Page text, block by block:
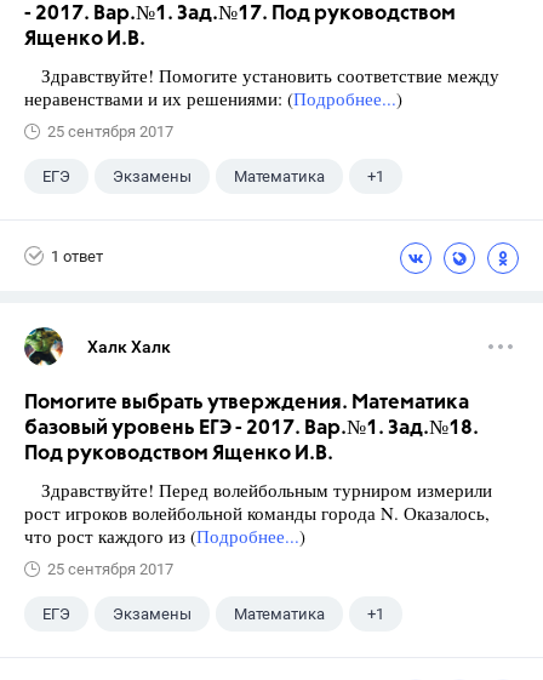
- 2017. Вар.№1. Зад.№17. Под руководством
Ященко И.В.
Здравствуйте! Помогите установить соответствие между
неравенствами и их решениями: (Подробнее...)
25 сентября 2017
ЕГЭ Экзамены Математика +1
1 ответ
Халк Халк
Помогите выбрать утверждения. Математика
базовый уровень ЕГЭ - 2017. Вар.№1. Зад.№18.
Под руководством Ященко И.В.
Здравствуйте! Перед волейбольным турниром измерили
рост игроков волейбольной команды города N. Оказалось,
что рост каждого из (Подробнее...)
25 сентября 2017
ЕГЭ Экзамены Математика +1